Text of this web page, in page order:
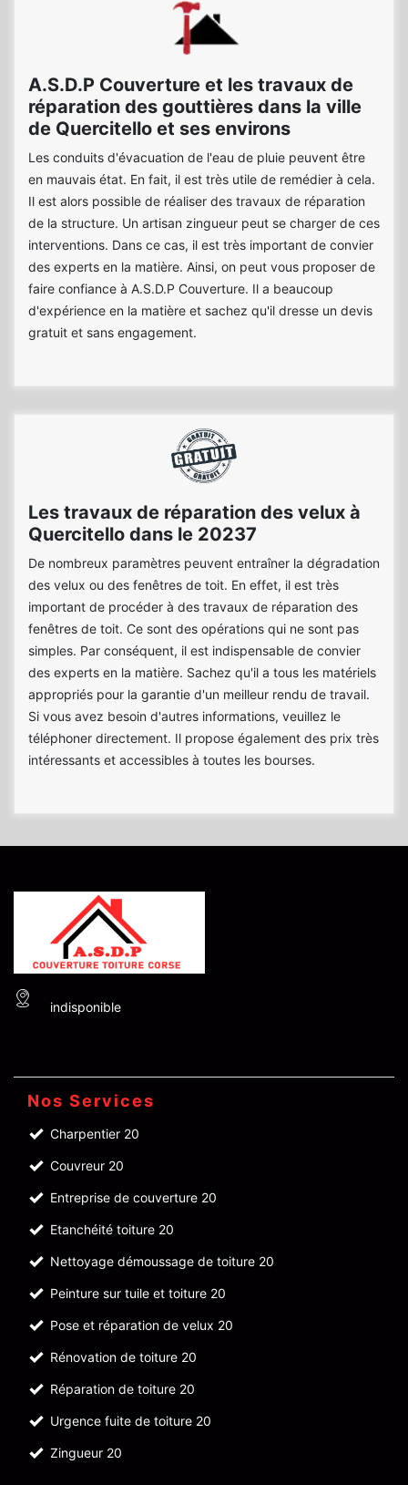
A.S.D.P Couverture et les travaux de
réparation des gouttières dans la ville
de Quercitello et ses environs
Les conduits d'évacuation de l'eau de pluie peuvent être
en mauvais état. En fait, il est très utile de remédier à cela.
Il est alors possible de réaliser des travaux de réparation
de la structure. Un artisan zingueur peut se charger de ces
interventions. Dans ce cas, il est très important de convier
des experts en la matière. Ainsi, on peut vous proposer de
faire confiance à A.S.D.P Couverture. Il a beaucoup
d'expérience en la matière et sachez qu'il dresse un devis
gratuit et sans engagement.
Les travaux de réparation des velux à
Quercitello dans le 20237
De nombreux paramètres peuvent entraîner la dégradation
des velux ou des fenêtres de toit. En effet, il est très
important de procéder à des travaux de réparation des
fenêtres de toit. Ce sont des opérations qui ne sont pas
simples. Par conséquent, il est indispensable de convier
des experts en la matière. Sachez qu'il a tous les matériels
appropriés pour la garantie d'un meilleur rendu de travail.
Si vous avez besoin d'autres informations, veuillez le
téléphoner directement. Il propose également des prix très
intéressants et accessibles à toutes les bourses.
indisponible
Nos Services
Charpentier 20
Couvreur 20
Entreprise de couverture 20
Etanchéité toiture 20
Nettoyage démoussage de toiture 20
Peinture sur tuile et toiture 20
Pose et réparation de velux 20
Rénovation de toiture 20
Réparation de toiture 20
Urgence fuite de toiture 20
Zingueur 20